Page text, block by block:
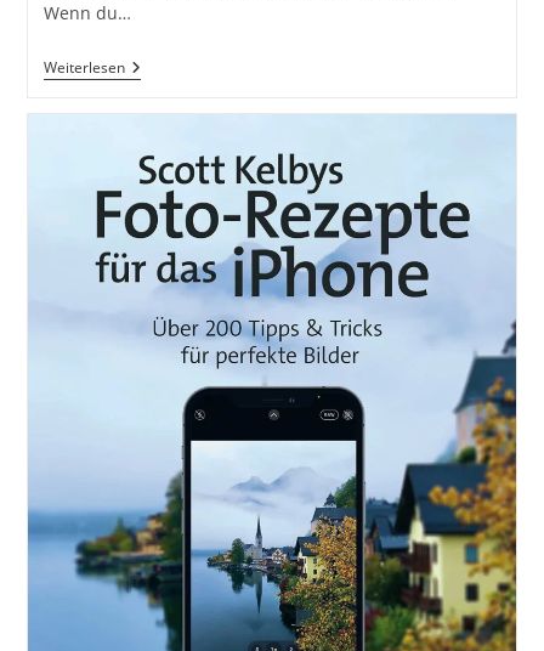
Wenn du…
WeiterlesenQuicktipp
Tierfotografie:
Ruhe
Bewahren
;)
Leise
Sein
Statt
Mega
Objektiv
Naturfotografie
Landschaftsfotografie